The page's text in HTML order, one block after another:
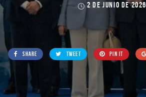
2 DE JUNIO DE 2026
SHARE TWEET PIN IT